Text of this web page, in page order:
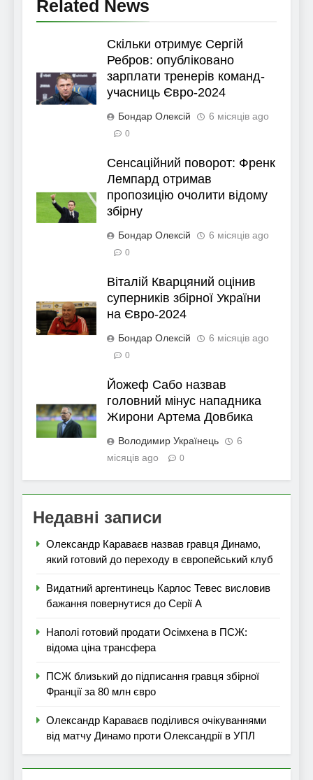
Related News
Скільки отримує Сергій
Ребров: опубліковано
зарплати тренерів команд-
учасниць Євро-2024
Бондар Олексій 6 місяців ago
0
Сенсаційний поворот: Френк
Лемпард отримав
пропозицію очолити відому
збірну
Бондар Олексій 6 місяців ago
0
Віталій Кварцяний оцінив
суперників збірної України
на Євро-2024
Бондар Олексій 6 місяців ago
0
Йожеф Сабо назвав
головний мінус нападника
Жирони Артема Довбика
Володимир Українець
6
місяців ago
0
Недавні записи
Олександр Караваєв назвав гравця Динамо,
який готовий до переходу в європейський клуб
Видатний аргентинець Карлос Тевес висловив
бажання повернутися до Серії А
Наполі готовий продати Осімхена в ПСЖ:
відома ціна трансфера
ПСЖ близький до підписання гравця збірної
Франції за 80 млн євро
Олександр Караваєв поділився очікуваннями
від матчу Динамо проти Олександрії в УПЛ